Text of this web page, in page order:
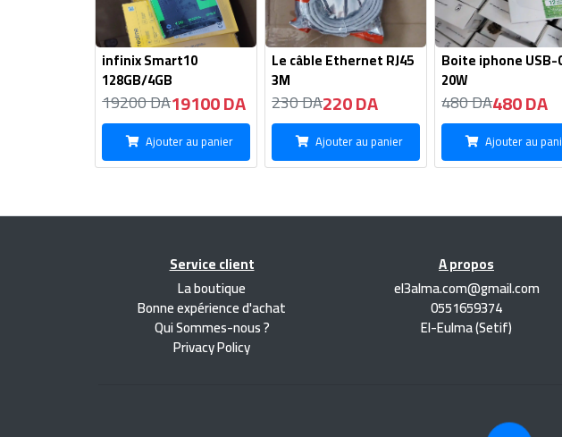
infinix Smart10
128GB/4GB
19200 DA19100 DA
Ajouter au panier
Le câble Ethernet RJ45
3M
230 DA220 DA
Ajouter au panier
Boite iphone USB-
20W
480 DA480 DA
Ajouter au
Service client
La boutique
Bonne expérience d'achat
Qui Sommes-nous ?
Privacy Policy
A propos
el3alma.com@gmail.com
0551659374
El-Eulma (Setif)